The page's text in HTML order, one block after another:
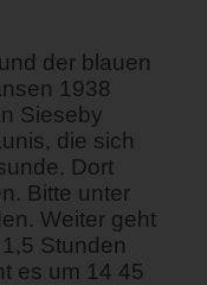
der blauen
1938
Sieseby
die sich
Dort
Bitte unter
Weiter geht
Stunden
es um 14 45